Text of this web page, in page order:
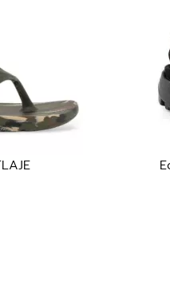
Ecco Offroad Yucatan M